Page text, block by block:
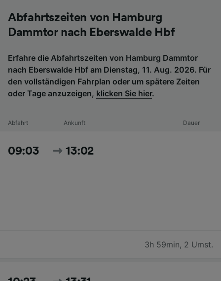
Abfahrtszeiten von Hamburg
Dammtor nach Eberswalde Hbf
Erfahre die Abfahrtszeiten von Hamburg Dammtor
nach Eberswalde Hbf am Dienstag, 11. Aug. 2026. Für
den vollständigen Fahrplan oder um spätere Zeiten
oder Tage anzuzeigen, klicken Sie hier.
Abfahrt Ankunft Dauer
09:03 13:02
3h 59min, 2 Umst.